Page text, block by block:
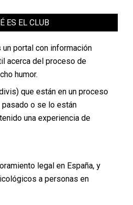
ES EL CLUB
un portal con información
acerca del proceso de
humor.
que están en un proceso
o se lo están
una experiencia de
legal en España, y
a personas en